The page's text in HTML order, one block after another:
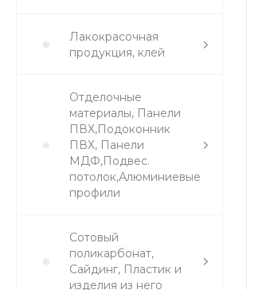
Лакокрасочная
продукция, клей
Отделочные
материалы, Панели
ПВХ,Подоконник
ПВХ, Панели
МДФ,Подвес.
потолок,Алюминиевые
профили
Сотовый
поликарбонат,
Сайдинг, Пластик и
изделия из него